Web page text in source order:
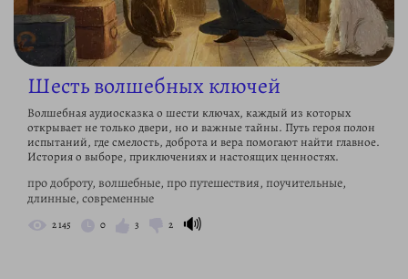
Шесть волшебных ключей
Волшебная аудиосказка о шести ключах, каждый из которых
открывает не только двери, но и важные тайны. Путь героя полон
испытаний, где смелость, доброта и вера помогают найти главное.
История о выборе, приключениях и настоящих ценностях.
про доброту, волшебные, про путешествия, поучительные,
длинные, современные
2 145 0 3 2 🔊